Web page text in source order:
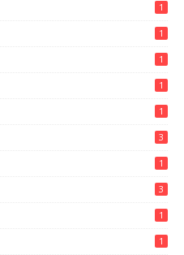
1
1
1
1
1
3
1
3
1
1